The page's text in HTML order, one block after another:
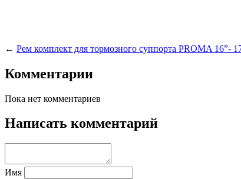
← Рем комплект для тормозного суппорта PROMA 16”-
Комментарии
Пока нет комментариев
Написать комментарий
Имя